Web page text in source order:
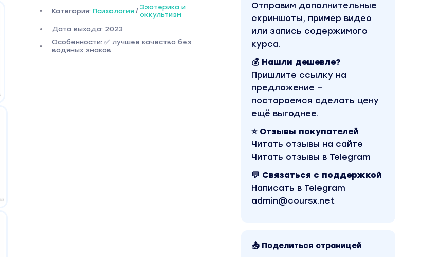
Категория: Психология / Эзотерика и
оккультизм
Дата выхода: 2023
Особенности: ✅ лучшее качество без
водяных знаков
Отправим дополнительные
скриншоты, пример видео
или запись содержимого
курса.
💰 Нашли дешевле?
Пришлите ссылку на
предложение —
постараемся сделать цену
ещё выгоднее.
⭐ Отзывы покупателей
Читать отзывы на сайте
Читать отзывы в Telegram
💬 Связаться с поддержкой
Написать в Telegram
admin@coursx.net
📤 Поделиться страницей